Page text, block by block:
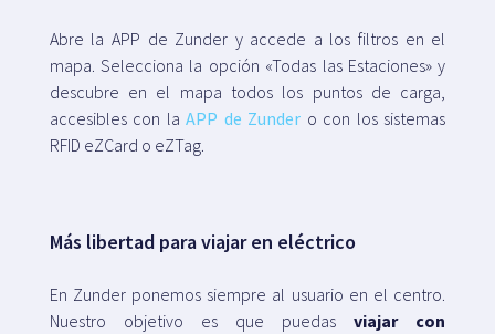
Abre la APP de Zunder y accede a los filtros en el
mapa. Selecciona la opción «Todas las Estaciones» y
descubre en el mapa todos los puntos de carga,
accesibles con laAPP de Zunder o con los sistemas
RFID eZCard o eZTag.
Más libertad para viajar en eléctrico
En Zunder ponemos siempre al usuario en el centro.
Nuestro objetivo es que puedasviajar con